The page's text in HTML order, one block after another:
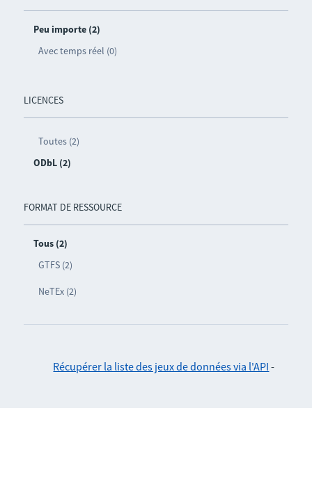
Peu importe (2)
Avec temps réel (0)
LICENCES
Toutes (2)
ODbL (2)
FORMAT DE RESSOURCE
Tous (2)
GTFS (2)
NeTEx (2)
Récupérer la liste des jeux de données via l'API -